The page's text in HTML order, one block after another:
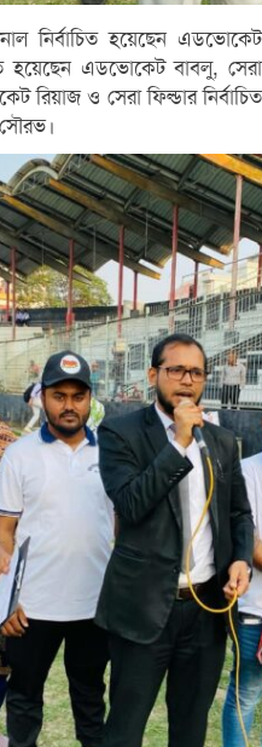
নির্বাচিত হয়েছেন এডভোকেট
হয়েছেন এডভোকেট বাবলু, সেরা
রিয়াজ ও সেরা ফিল্ডার নির্বাচিত